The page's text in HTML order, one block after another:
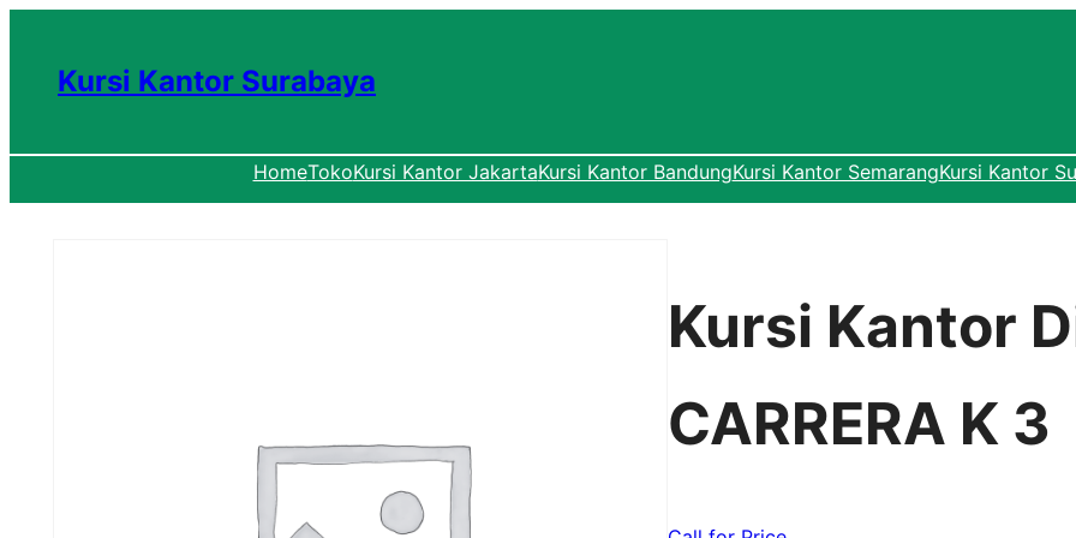
Kursi Kantor Surabaya
HomeTokoKursi Kantor JakartaKursi Kantor BandungKursi Kantor SemarangKursi Kantor
Kursi Kantor
CARRERA K 3